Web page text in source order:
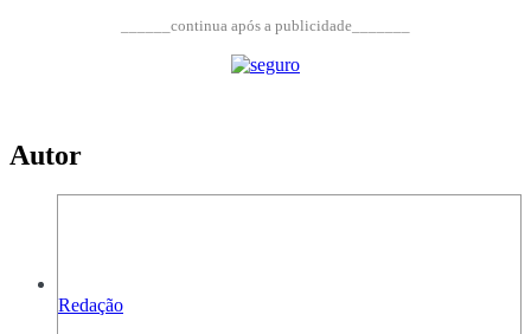
______continua após a publicidade_______
Autor
Redação